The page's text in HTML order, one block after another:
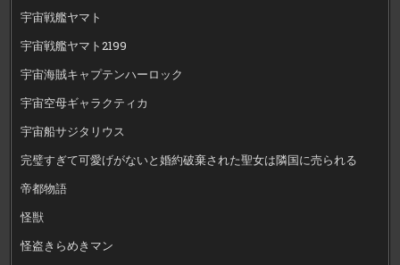
宇宙戦艦ヤマト
宇宙戦艦ヤマト2199
宇宙海賊キャプテンハーロック
宇宙空母ギャラクティカ
宇宙船サジタリウス
完璧すぎて可愛げがないと婚約破棄された聖女は隣国に売られる
帝都物語
怪獣
怪盗きらめきマン